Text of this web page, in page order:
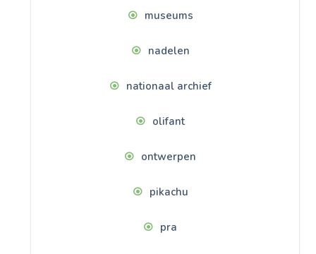
museums
nadelen
nationaal archief
olifant
ontwerpen
pikachu
pra